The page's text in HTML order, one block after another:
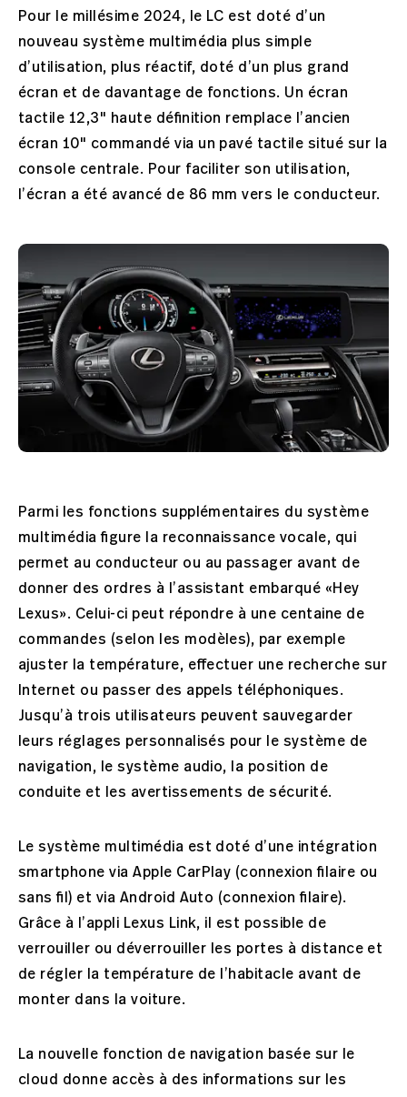
Pour le millésime 2024, le LC est doté d’un
nouveau système multimédia plus simple
d’utilisation, plus réactif, doté d’un plus grand
écran et de davantage de fonctions. Un écran
tactile 12,3" haute définition remplace l’ancien
écran 10" commandé via un pavé tactile situé sur la
console centrale. Pour faciliter son utilisation,
l’écran a été avancé de 86 mm vers le conducteur.
Parmi les fonctions supplémentaires du système
multimédia figure la reconnaissance vocale, qui
permet au conducteur ou au passager avant de
donner des ordres à l’assistant embarqué «Hey
Lexus». Celui-ci peut répondre à une centaine de
commandes (selon les modèles), par exemple
ajuster la température, effectuer une recherche sur
Internet ou passer des appels téléphoniques.
Jusqu’à trois utilisateurs peuvent sauvegarder
leurs réglages personnalisés pour le système de
navigation, le système audio, la position de
conduite et les avertissements de sécurité.
Le système multimédia est doté d’une intégration
smartphone via Apple CarPlay (connexion filaire ou
sans fil) et via Android Auto (connexion filaire).
Grâce à l’appli Lexus Link, il est possible de
verrouiller ou déverrouiller les portes à distance et
de régler la température de l’habitacle avant de
monter dans la voiture.
La nouvelle fonction de navigation basée sur le
cloud donne accès à des informations sur les